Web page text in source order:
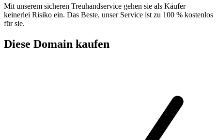
Mit unserem sicheren Treuhandservice gehen sie als Käufer
keinerlei Risiko ein. Das Beste, unser Service ist zu 100 % kostenlos
für sie.
Diese Domain kaufen